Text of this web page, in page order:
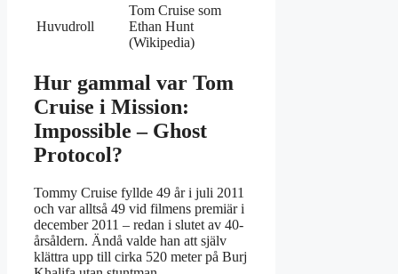
Huvudroll
Tom Cruise som
Ethan Hunt
(Wikipedia)
Hur gammal var Tom
Cruise i Mission:
Impossible – Ghost
Protocol?
Tommy Cruise fyllde 49 år i juli 2011
och var alltså 49 vid filmens premiär i
december 2011 – redan i slutet av 40-
årsåldern. Ändå valde han att själv
klättra upp till cirka 520 meter på Burj